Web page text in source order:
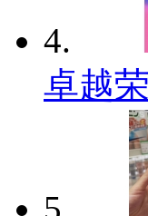
4.
卓越